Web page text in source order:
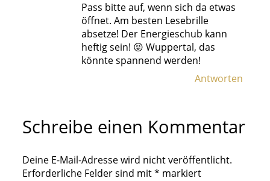
Pass bitte auf, wenn sich da etwas
öffnet. Am besten Lesebrille
absetze! Der Energieschub kann
heftig sein! 😝 Wuppertal, das
könnte spannend werden!
Antworten
Schreibe einen Kommentar
Deine E-Mail-Adresse wird nicht veröffentlicht.
Erforderliche Felder sind mit* markiert